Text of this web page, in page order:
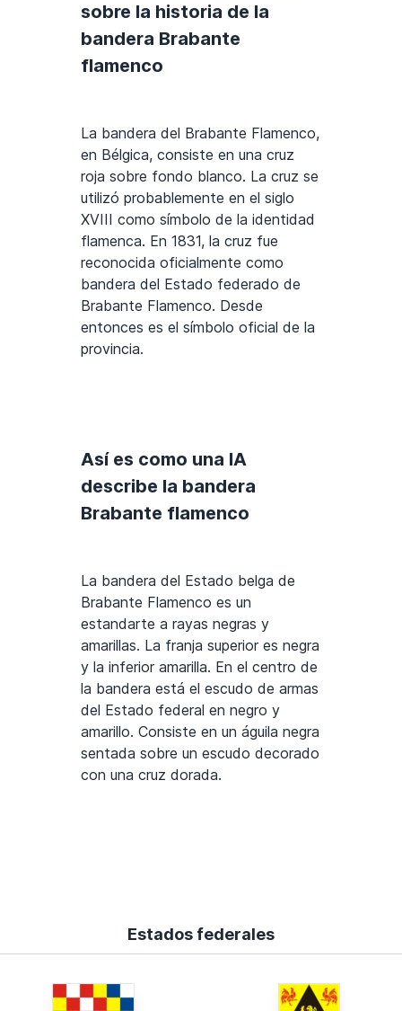
sobre la historia de la
bandera Brabante
flamenco
La bandera del Brabante Flamenco,
en Bélgica, consiste en una cruz
roja sobre fondo blanco. La cruz se
utilizó probablemente en el siglo
XVIII como símbolo de la identidad
flamenca. En 1831, la cruz fue
reconocida oficialmente como
bandera del Estado federado de
Brabante Flamenco. Desde
entonces es el símbolo oficial de la
provincia.
Así es como una IA
describe la bandera
Brabante flamenco
La bandera del Estado belga de
Brabante Flamenco es un
estandarte a rayas negras y
amarillas. La franja superior es negra
y la inferior amarilla. En el centro de
la bandera está el escudo de armas
del Estado federal en negro y
amarillo. Consiste en un águila negra
sentada sobre un escudo decorado
con una cruz dorada.
Estados federales